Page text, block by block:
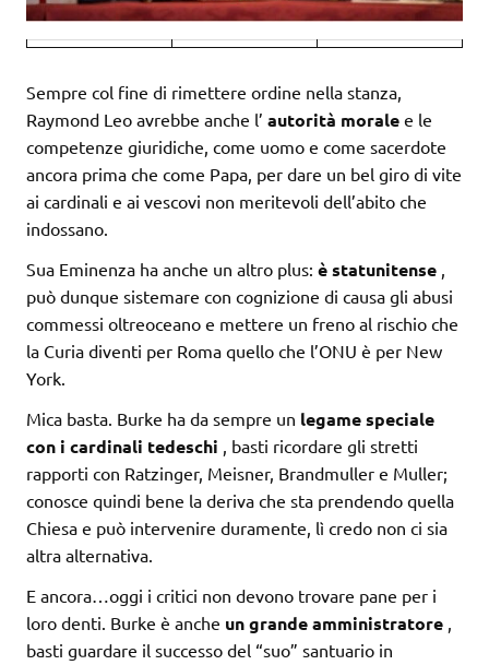
Sempre col fine di rimettere ordine nella stanza,
Raymond Leo avrebbe anche l’ autorità morale e le
competenze giuridiche, come uomo e come sacerdote
ancora prima che come Papa, per dare un bel giro di vite
ai cardinali e ai vescovi non meritevoli dell’abito che
indossano.
Sua Eminenza ha anche un altro plus: è statunitense ,
può dunque sistemare con cognizione di causa gli abusi
commessi oltreoceano e mettere un freno al rischio che
la Curia diventi per Roma quello che l’ONU è per New
York.
Mica basta. Burke ha da sempre un legame speciale
con i cardinali tedeschi , basti ricordare gli stretti
rapporti con Ratzinger, Meisner, Brandmuller e Muller;
conosce quindi bene la deriva che sta prendendo quella
Chiesa e può intervenire duramente, lì credo non ci sia
altra alternativa.
E ancora…oggi i critici non devono trovare pane per i
loro denti. Burke è anche un grande amministratore ,
basti guardare il successo del “suo” santuario in